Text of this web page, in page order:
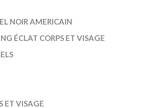
NOIR AMERICAIN
ÉCLAT CORPS ET VISAGE
ET VISAGE